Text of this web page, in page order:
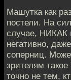
Машутка как
постели. На
случае, НИКАК
негативно,
соперниц.
зрителям
точно не тем,